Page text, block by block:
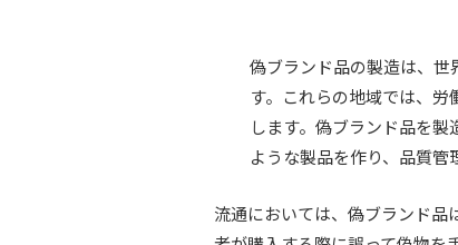
偽ブランド品の製造は、世
す。これらの地域では、
します。偽ブランド品を
ような製品を作り、品質管
流通においては、偽ブランド品